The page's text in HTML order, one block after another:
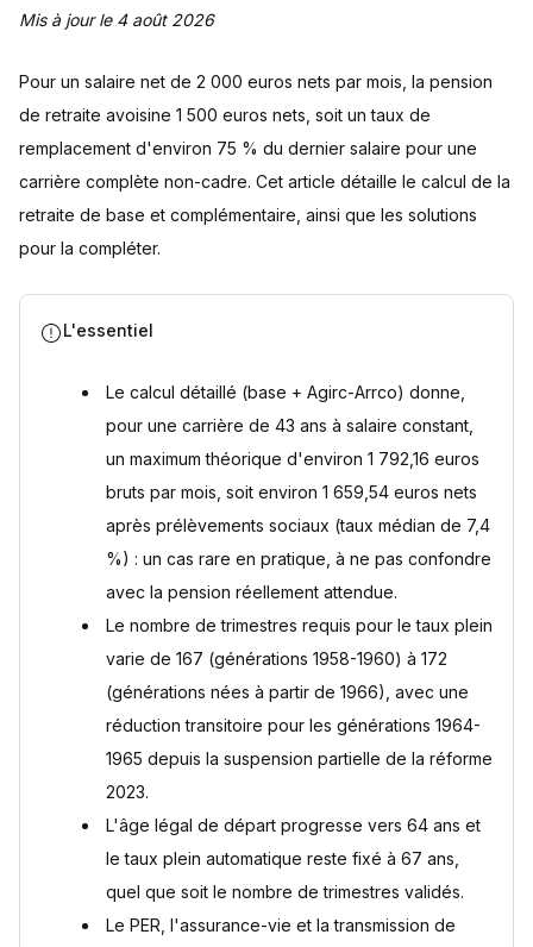
Simulateur de retraite
Retraite : quelles différences selon l'âge et le sexe ?
Quels prélèvements s'appliquent à une pension de 2 000
Comment est calculée la retraite de base pour un salaire de
2000 euros nets ?
Comment obtenir une estimation personnalisée de sa
euros nets ?
La pension annoncée est-elle un montant brut ou net ?
Sources
Mis à jour le 4 août 2026
Pour un salaire net de 2 000 euros nets par mois, la pension
de retraite avoisine 1 500 euros nets, soit un taux de
remplacement d'environ 75 % du dernier salaire pour une
carrière complète non-cadre. Cet article détaille le calcul de la
retraite de base et complémentaire, ainsi que les solutions
pour la compléter.
L'essentiel
Le calcul détaillé (base + Agirc-Arrco) donne,
pour une carrière de 43 ans à salaire constant,
un maximum théorique d'environ 1 792,16 euros
bruts par mois, soit environ 1 659,54 euros nets
après prélèvements sociaux (taux médian de 7,4
%) : un cas rare en pratique, à ne pas confondre
avec la pension réellement attendue.
Le nombre de trimestres requis pour le taux plein
varie de 167 (générations 1958-1960) à 172
(générations nées à partir de 1966), avec une
réduction transitoire pour les générations 1964-
1965 depuis la suspension partielle de la réforme
2023.
L'âge légal de départ progresse vers 64 ans et
le taux plein automatique reste fixé à 67 ans,
quel que soit le nombre de trimestres validés.
Le PER, l'assurance-vie et la transmission de